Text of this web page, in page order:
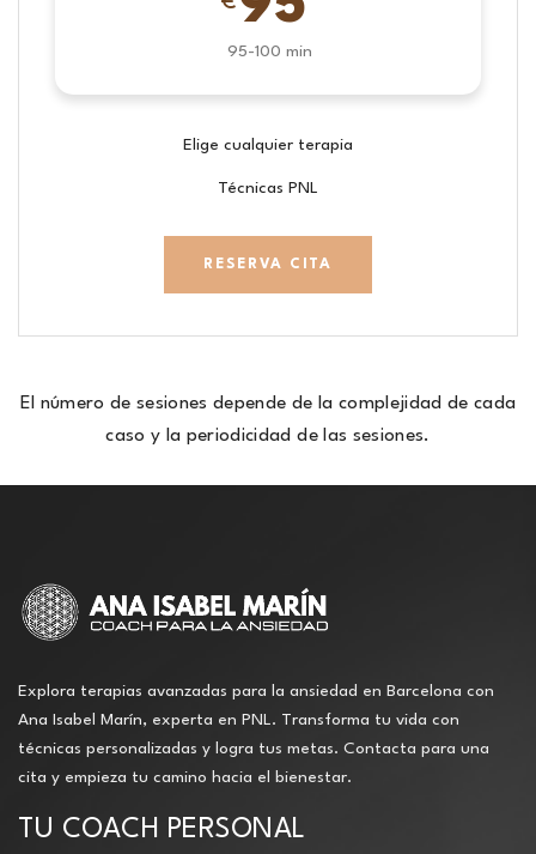
95-100 min
Elige cualquier terapia
Técnicas PNL
RESERVA CITA
El número de sesiones depende de la complejidad de cada
caso y la periodicidad de las sesiones.
Explora terapias avanzadas para la ansiedad en Barcelona con
Ana Isabel Marín, experta en PNL. Transforma tu vida con
técnicas personalizadas y logra tus metas. Contacta para una
cita y empieza tu camino hacia el bienestar.
TU COACH PERSONAL